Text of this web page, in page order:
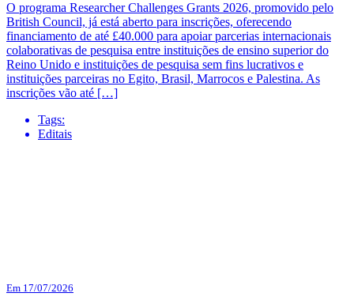
O programa Researcher Challenges Grants 2026, promovido pelo
British Council, já está aberto para inscrições, oferecendo
financiamento de até £40.000 para apoiar parcerias internacionais
colaborativas de pesquisa entre instituições de ensino superior do
Reino Unido e instituições de pesquisa sem fins lucrativos e
instituições parceiras no Egito, Brasil, Marrocos e Palestina. As
inscrições vão até […]
Tags:
Editais
Em 17/07/2026